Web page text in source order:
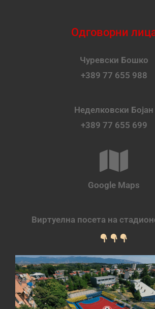
Одговорни
Чуревски Бошко
+389 77 655 988
Неделковски Бојан
+389 77 655 699
Google Maps
Виртуелна посета на